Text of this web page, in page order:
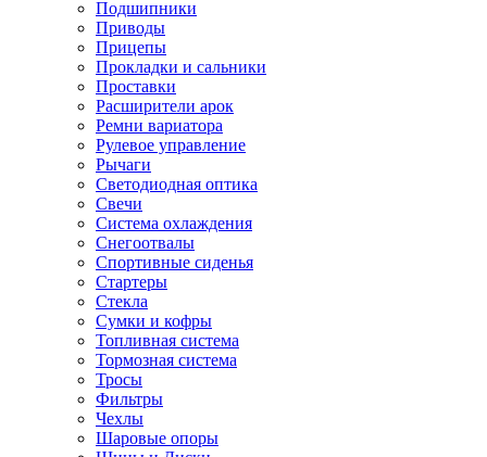
Подшипники
Приводы
Прицепы
Прокладки и сальники
Проставки
Расширители арок
Ремни вариатора
Рулевое управление
Рычаги
Светодиодная оптика
Свечи
Система охлаждения
Снегоотвалы
Спортивные сиденья
Стартеры
Стекла
Сумки и кофры
Топливная система
Тормозная система
Тросы
Фильтры
Чехлы
Шаровые опоры